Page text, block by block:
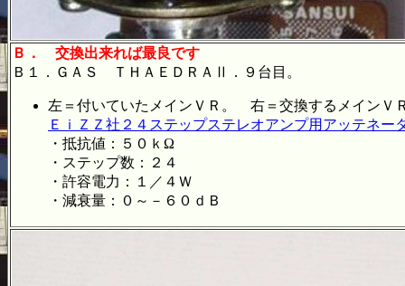
Ｂ．
交換出来れば最良です
Ｂ１．ＧＡＳ ＴＨＡＥＤＲＡⅡ．９台
左＝付いていたメインＶＲ。 右＝交換するメインＶ
ＥｉＺＺ社２４ステップステレオアンプ用アッテネー
・抵抗値：５０ｋΩ
・ステップ数：２４
・許容電力：１／４Ｗ
・減衰量：０～－６０ｄＢ